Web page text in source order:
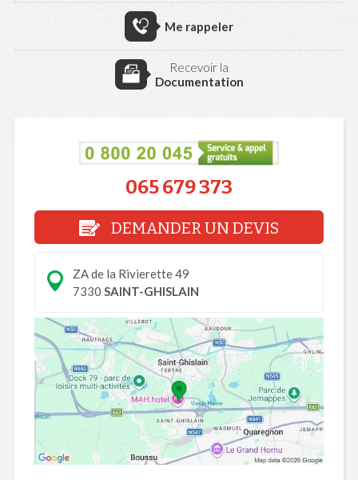
Me rappeler
Recevoir la
Documentation
065 679 373
DEMANDER UN DEVIS
ZA de la Rivierette 49
7330 SAINT-GHISLAIN